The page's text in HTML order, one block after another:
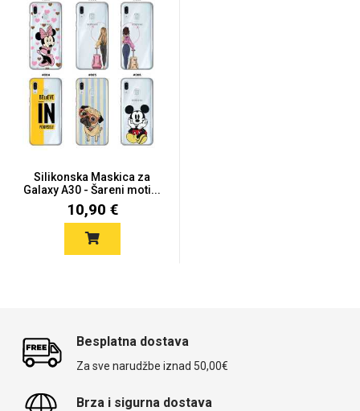
Silikonska Maskica za
Galaxy A30 - Šareni moti...
10,90 €
Besplatna dostava
Za sve narudžbe iznad 50,00€
Brza i sigurna dostava